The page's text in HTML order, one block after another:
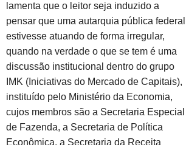
lamenta que o leitor seja induzido a
pensar que uma autarquia pública federal
estivesse atuando de forma irregular,
quando na verdade o que se tem é uma
discussão institucional dentro do grupo
IMK (Iniciativas do Mercado de Capitais),
instituído pelo Ministério da Economia,
cujos membros são a Secretaria Especial
de Fazenda, a Secretaria de Política
Econômica, a Secretaria da Receita